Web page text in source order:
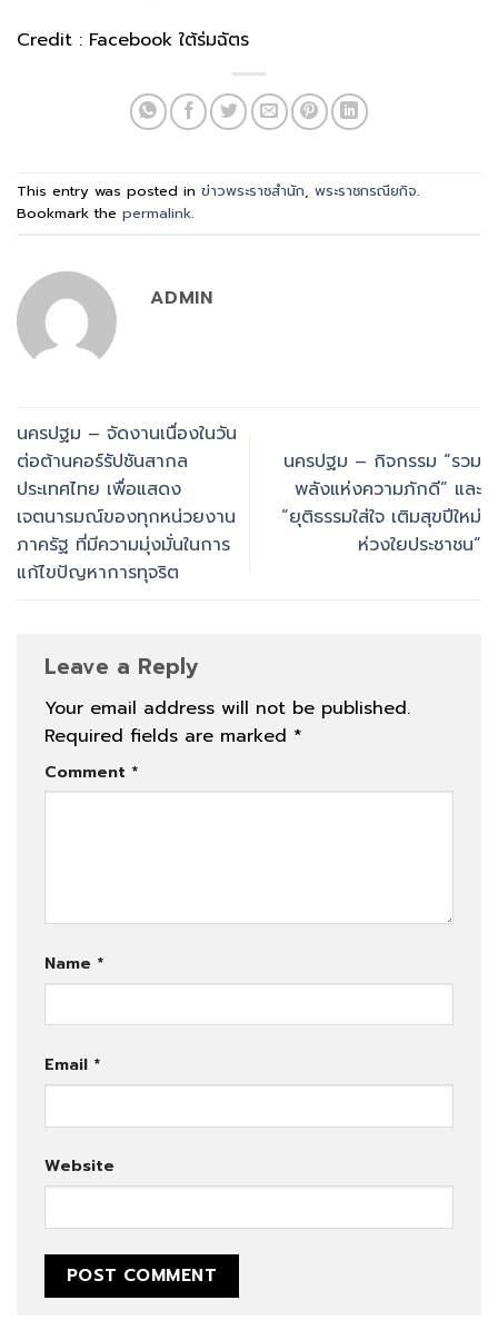
Credit : Facebook ใต้ร่มฉัตร
This entry was posted in ข่าวพระราชสำนัก, พระราชกรณียกิจ.
Bookmark the permalink.
ADMIN
นครปฐม – จัดงานเนื่องในวัน
ต่อต้านคอร์รัปชันสากล
ประเทศไทย เพื่อแสดง
เจตนารมณ์ของทุกหน่วยงาน
ภาครัฐ ที่มีความมุ่งมั่นในการ
แก้ไขปัญหาการทุจริต
นครปฐม – กิจกรรม “รวม
พลังแห่งความภักดี” และ
“ยุติธรรมใส่ใจ เติมสุขปีใหม่
ห่วงใยประชาชน”
Leave a Reply
Your email address will not be published.
Required fields are marked *
Comment *
Name *
Email *
Website